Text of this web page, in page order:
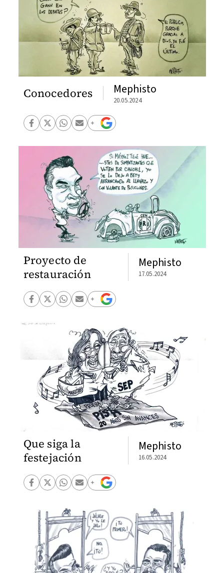
Conocedores Mephisto
20.05.2024
Proyecto de
restauración
Mephisto
17.05.2024
Que siga la
festejación
Mephisto
16.05.2024